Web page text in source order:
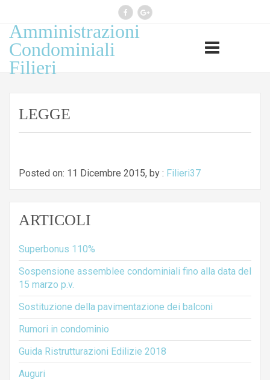
Professione esercitata ai sensi
legge 14 gennaio 2013, n 4
Amministrazioni
Condominiali
Filieri
LEGGE
Posted on: 11 Dicembre 2015, by : Filieri37
ARTICOLI
Superbonus 110%
Sospensione assemblee condominiali fino alla data del
15 marzo p.v.
Sostituzione della pavimentazione dei balconi
Rumori in condominio
Guida Ristrutturazioni Edilizie 2018
Auguri